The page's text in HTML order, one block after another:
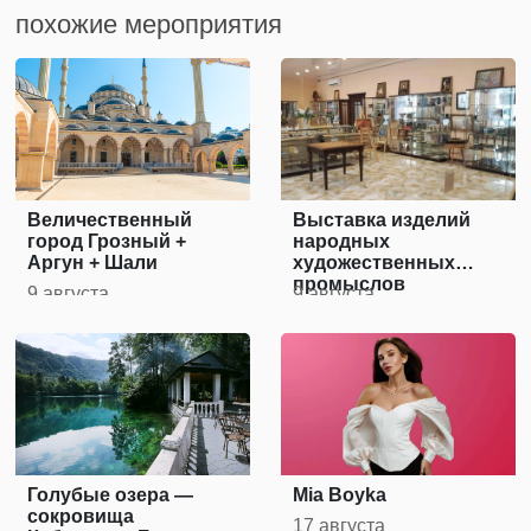
похожие мероприятия
Величественный
город Грозный +
Аргун + Шали
9 августа
Выставка изделий
народных
художественных
промыслов
9 августа
Голубые озера —
сокровища
Mia Boyka
17 августа